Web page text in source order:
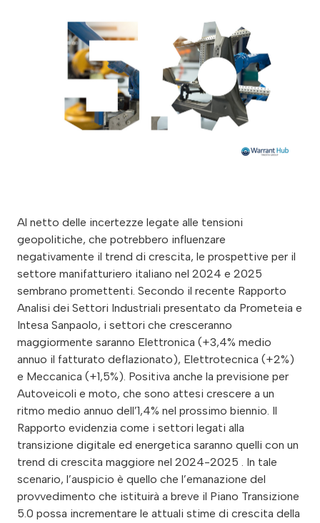
Al netto delle incertezze legate alle tensioni
geopolitiche, che potrebbero influenzare
negativamente il trend di crescita, le prospettive per il
settore manifatturiero italiano nel 2024 e 2025
sembrano promettenti. Secondo il recente Rapporto
Analisi dei Settori Industriali presentato da Prometeia e
Intesa Sanpaolo, i settori che cresceranno
maggiormente saranno Elettronica (+3,4% medio
annuo il fatturato deflazionato), Elettrotecnica (+2%)
e Meccanica (+1,5%). Positiva anche la previsione per
Autoveicoli e moto, che sono attesi crescere a un
ritmo medio annuo dell’1,4% nel prossimo biennio. Il
Rapporto evidenzia come i settori legati alla
transizione digitale ed energetica saranno quelli con un
trend di crescita maggiore nel 2024-2025 . In tale
scenario, l’auspicio è quello che l’emanazione del
provvedimento che istituirà a breve il Piano Transizione
5.0 possa incrementare le attuali stime di crescita della